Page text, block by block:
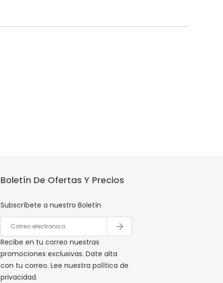
Boletín De Ofertas Y Precios
Subscríbete a nuestro Boletín
Recibe en tu correo nuestras
promociones exclusivas. Date alta
con tu correo. Lee nuestra política de
privacidad.